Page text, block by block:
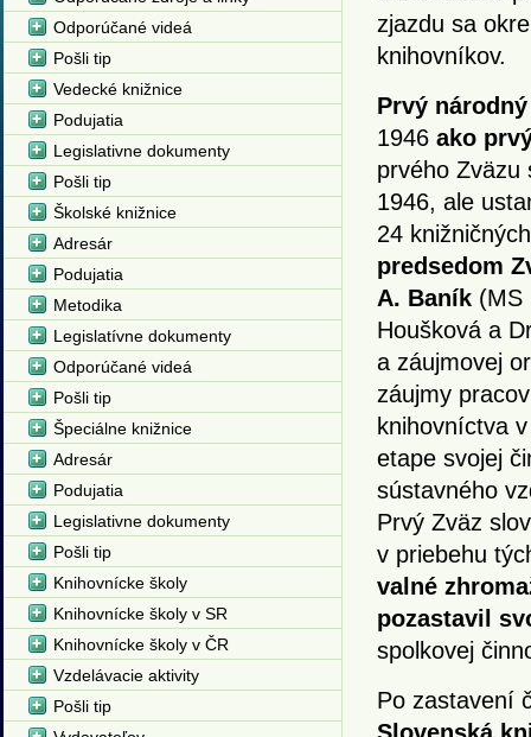
zjazdu sa
knihovníkov.
Prvý
1946 ako
prvého Zväzu
1946, ale
24
predsedom
A. Baník(MS
Houšková a
a záujmovej
záujmy
knihovníctva
etape svojej
sústavného
Prvý Zväz
v priebehu
valné
pozastavil
spolkovej
Po zastavení
Odporúčané videá
Pošli tip
Vedecké knižnice
Podujatia
Legislativne dokumenty
Pošli tip
Školské knižnice
Adresár
Podujatia
Metodika
Legislatívne dokumenty
Odporúčané videá
Pošli tip
Špeciálne knižnice
Adresár
Podujatia
Legislativne dokumenty
Pošli tip
Knihovnícke školy
Knihovnícke školy v SR
Knihovnícke školy v ČR
Vzdelávacie aktivity
Pošli tip